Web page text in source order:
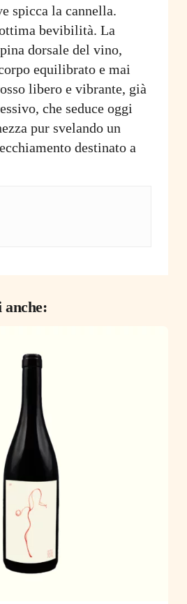
spicca la cannella.
bevibilità. La
dorsale del vino,
equilibrato e mai
libero e vibrante, già
che seduce oggi
pur svelando un
destinato a
anche: